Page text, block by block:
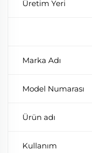
Üretim Yeri
Marka Adı
Model Numarası
Ürün adı
Kullanım